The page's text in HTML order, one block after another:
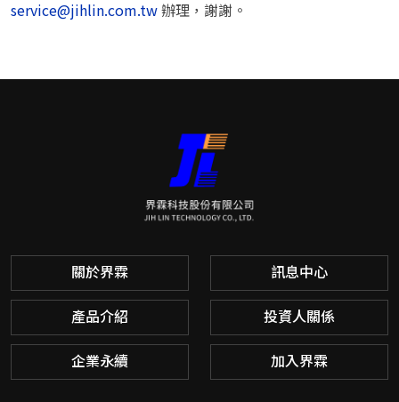
service@jihlin.com.tw辦理，謝謝。
關於界霖 訊息中心
產品介紹 投資人關係
企業永續 加入界霖